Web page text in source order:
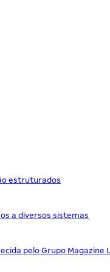
estruturados
a diversos sistemas
pelo Grupo Magazine